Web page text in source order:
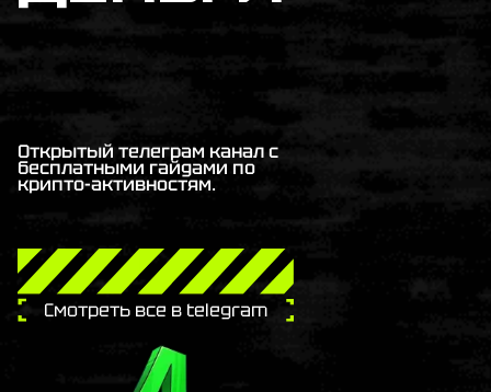
Открытый телеграм канал с
бесплатными гайдами по
крипто-активностям.
Смотреть все в telegram